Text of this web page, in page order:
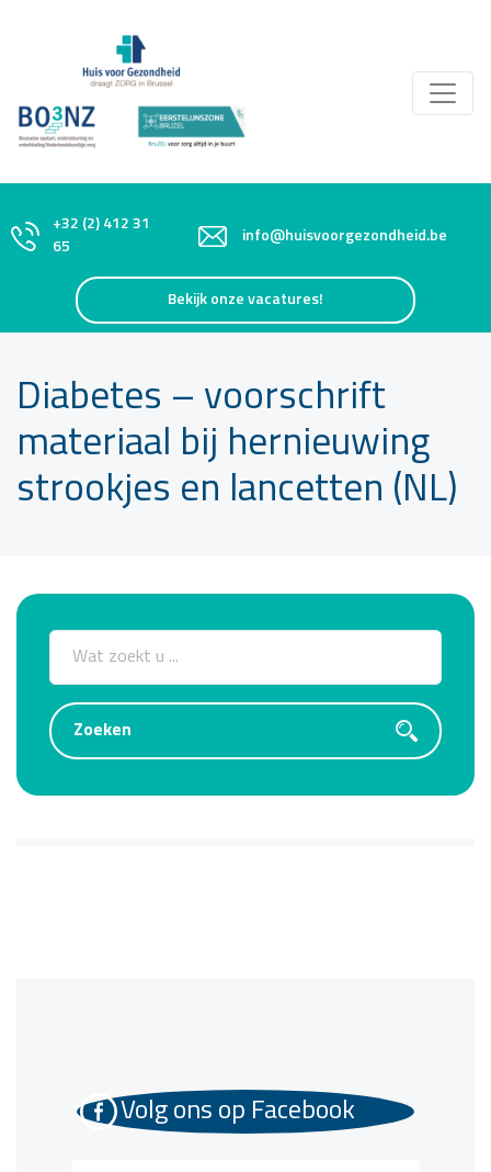
+32 (2) 412 31
65
info@huisvoorgezondheid.be
Bekijk onze vacatures!
Diabetes – voorschrift
materiaal bij hernieuwing
strookjes en lancetten (NL)
Volg ons op Facebook